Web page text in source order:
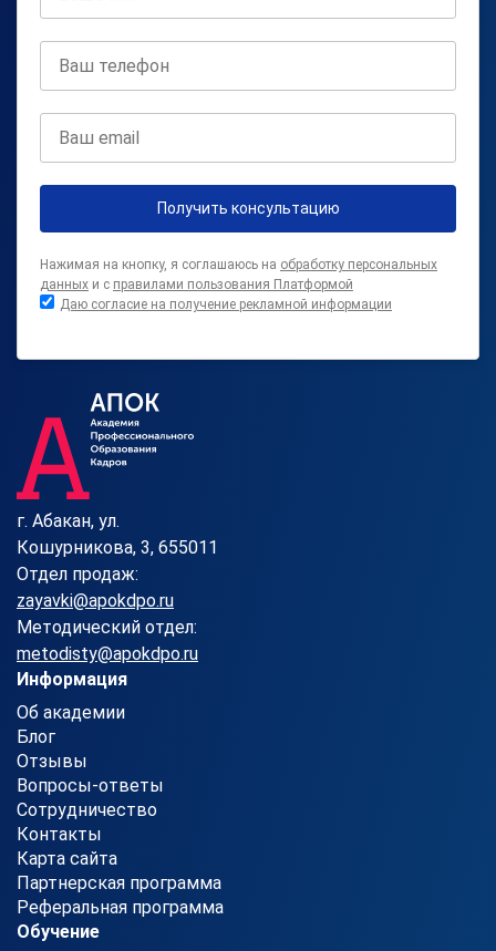
Получить консультацию
Нажимая на кнопку, я соглашаюсь на обработку персональных
данных и с правилами пользования Платформой
Даю согласие на получение рекламной информации
г. Абакан, ул.
Кошурникова, 3, 655011
Отдел продаж:
zayavki@apokdpo.ru
Методический отдел:
metodisty@apokdpo.ru
Информация
Об академии
Блог
Отзывы
Вопросы-ответы
Сотрудничество
Контакты
Карта сайта
Партнерская программа
Реферальная программа
Обучение